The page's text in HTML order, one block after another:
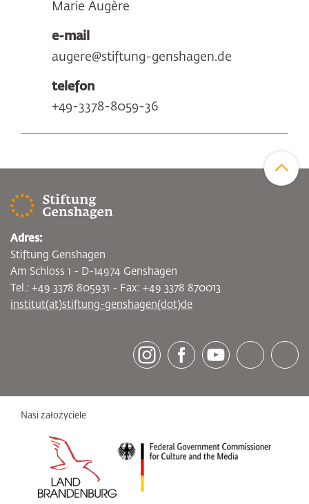
Marie Augère
e-mail
augere@stiftung-genshagen.de
telefon
+49-3378-8059-36
[socialLinksTitle]
Adres:
Stiftung Genshagen
Am Schloss 1 - D-14974 Genshagen
Tel.: +49 3378 805931 - Fax: +49 3378 870013
institut(at)stiftung-genshagen(dot)de
Nasi założyciele